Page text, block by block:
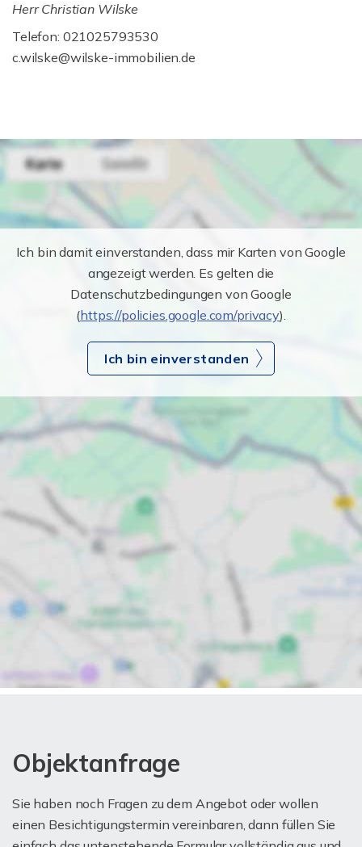
Herr Christian Wilske
Telefon: 021025793530
c.wilske@wilske-immobilien.de
Ich bin damit einverstanden, dass mir Karten von Google
angezeigt werden. Es gelten die
Datenschutzbedingungen von Google
(https://policies.google.com/privacy).
Ich bin einverstanden
Objektanfrage
Sie haben noch Fragen zu dem Angebot oder wollen
einen Besichtigungstermin vereinbaren, dann füllen Sie